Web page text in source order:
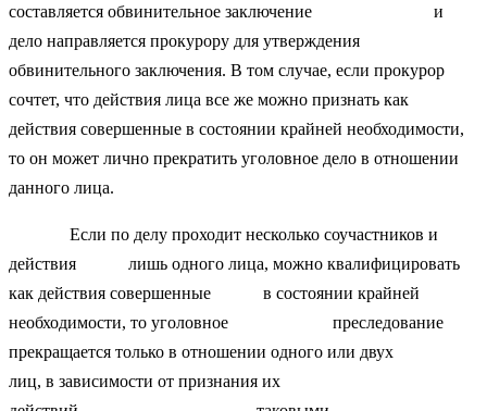
составляется обвинительное заключение и
дело направляется прокурору для утверждения
обвинительного заключения. В том случае, если прокурор
сочтет, что действия лица все же можно признать как
действия совершенные в состоянии крайней необходимости,
то он может лично прекратить уголовное дело в отношении
данного лица.
Если по делу проходит несколько соучастников и
действия лишь одного лица, можно квалифицировать
как действия совершенные в состоянии крайней
необходимости, то уголовное преследование
прекращается только в отношении одного или двух
лиц, в зависимости от признания их